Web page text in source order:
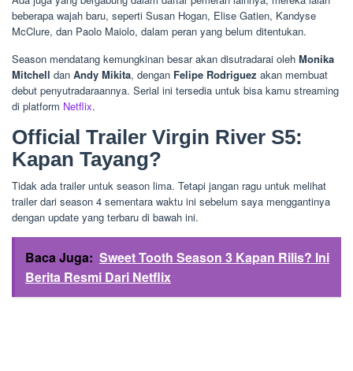
beberapa wajah baru, seperti Susan Hogan, Elise Gatien, Kandyse
McClure, dan Paolo Maiolo, dalam peran yang belum ditentukan.
Season mendatang kemungkinan besar akan disutradarai oleh Monika
Mitchell dan Andy Mikita, dengan Felipe Rodriguez akan membuat
debut penyutradaraannya. Serial ini tersedia untuk bisa kamu streaming
di platform Netflix.
Official Trailer Virgin River S5:
Kapan Tayang?
Tidak ada trailer untuk season lima. Tetapi jangan ragu untuk melihat
trailer dari season 4 sementara waktu ini sebelum saya menggantinya
dengan update yang terbaru di bawah ini.
Baca Juga: Sweet Tooth Season 3 Kapan Rilis? Ini
Berita Resmi Dari Netflix